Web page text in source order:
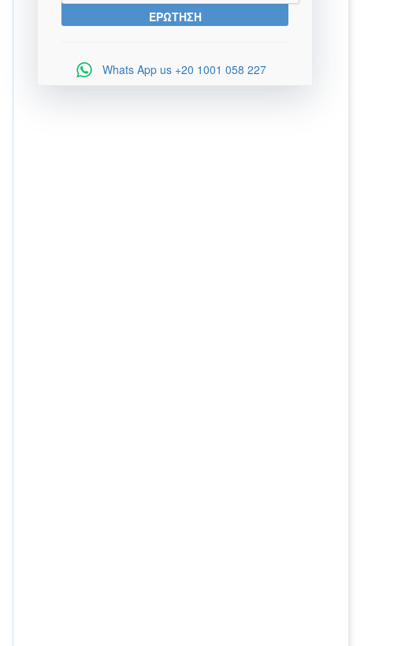
Whats App us +20 1001 058 227